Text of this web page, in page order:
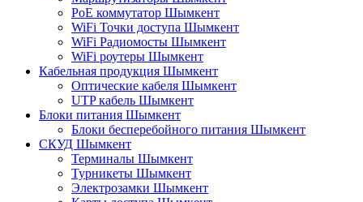
PoE коммутатор Шымкент
WiFi Точки доступа Шымкент
WiFi Радиомосты Шымкент
WiFi роутеры Шымкент
Кабельная продукция Шымкент
Оптические кабеля Шымкент
UTP кабель Шымкент
Блоки питания Шымкент
Блоки бесперебойного питания Шымкент
СКУД Шымкент
Терминалы Шымкент
Турникеты Шымкент
Электрозамки Шымкент